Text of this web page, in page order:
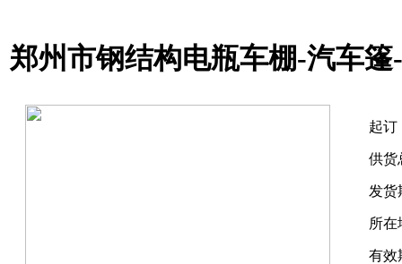
郑州市钢结构电瓶车棚-汽车
起订
供货
发货
所在
有效